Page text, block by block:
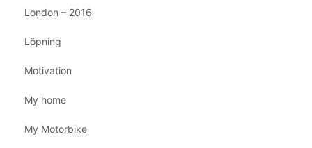
London – 2016
Löpning
Motivation
My home
My Motorbike